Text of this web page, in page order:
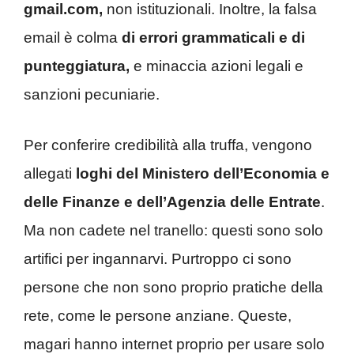
gmail.com, non istituzionali. Inoltre, la falsa
email è colma di errori grammaticali e di
punteggiatura, e minaccia azioni legali e
sanzioni pecuniarie.
Per conferire credibilità alla truffa, vengono
allegati loghi del Ministero dell’Economia e
delle Finanze e dell’Agenzia delle Entrate.
Ma non cadete nel tranello: questi sono solo
artifici per ingannarvi. Purtroppo ci sono
persone che non sono proprio pratiche della
rete, come le persone anziane. Queste,
magari hanno internet proprio per usare solo